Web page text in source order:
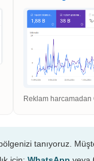
Reklam harcamadan
tanıyoruz.